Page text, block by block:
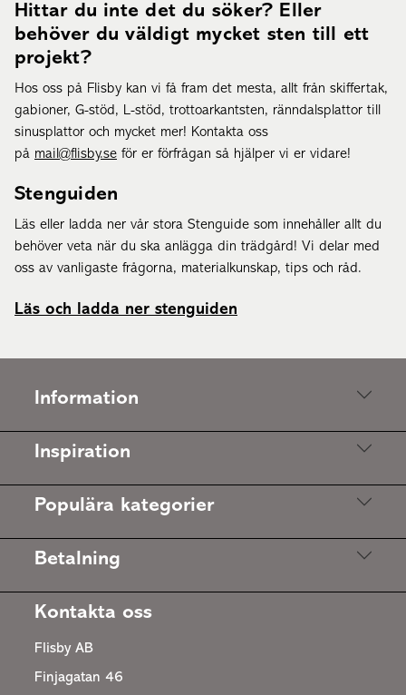
Hittar du inte det du söker? Eller
behöver du väldigt mycket sten till ett
projekt?
Hos oss på Flisby kan vi få fram det mesta, allt från skiffertak,
gabioner, G-stöd, L-stöd, trottoarkantsten, ränndalsplattor till
sinusplattor och mycket mer! Kontakta oss
på mail@flisby.se för er förfrågan så hjälper vi er vidare!
Stenguiden
Läs eller ladda ner vår stora Stenguide som innehåller allt du
behöver veta när du ska anlägga din trädgård! Vi delar med
oss av vanligaste frågorna, materialkunskap, tips och råd.
Läs och ladda ner stenguiden
Information
Inspiration
Populära kategorier
Betalning
Kontakta oss
Flisby AB
Finjagatan 46